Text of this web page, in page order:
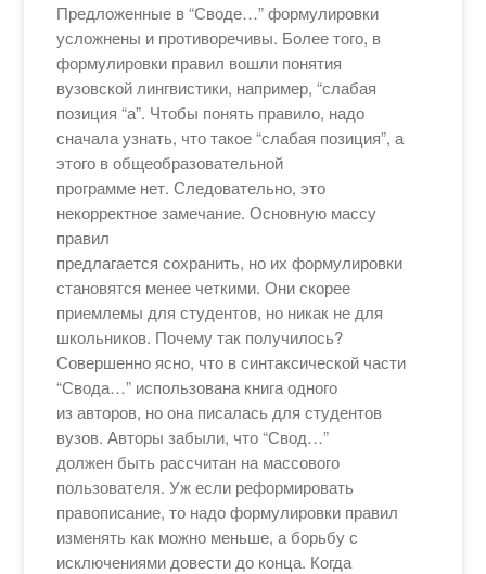
Предложенные в “Своде…” формулировки
усложнены и противоречивы. Более того, в
формулировки правил вошли понятия
вузовской лингвистики, например, “слабая
позиция “а”. Чтобы понять правило, надо
сначала узнать, что такое “слабая позиция”, а
этого в общеобразовательной
программе нет. Следовательно, это
некорректное замечание. Основную массу
правил
предлагается сохранить, но их формулировки
становятся менее четкими. Они скорее
приемлемы для студентов, но никак не для
школьников. Почему так получилось?
Совершенно ясно, что в синтаксической части
“Свода…” использована книга одного
из авторов, но она писалась для студентов
вузов. Авторы забыли, что “Свод…”
должен быть рассчитан на массового
пользователя. Уж если реформировать
правописание, то надо формулировки правил
изменять как можно меньше, а борьбу с
исключениями довести до конца. Когда